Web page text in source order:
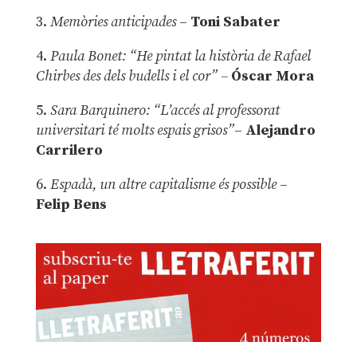
3. Memòries anticipades– Toni Sabater
4. Paula Bonet: “He pintat la història de Rafael
Chirbes des dels budells i el cor” –Óscar Mora
5. Sara Barquinero: “L’accés al professorat
universitari té molts espais grisos”– Alejandro
Carrilero
6. Espadà, un altre capitalisme és possible –
Felip Bens